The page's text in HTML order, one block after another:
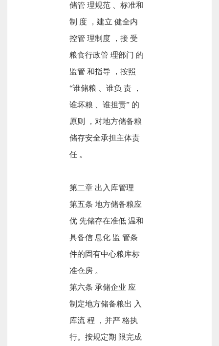
储管 理规范 、标准和
制 度 ，建立 健全内
控管 理制度 ，接 受
粮食行政管 理部门 的
监管 和指导 ，按照
“谁储粮 、谁负 责 ，
谁坏粮 、谁担责” 的
原则 ，对地方储备粮
储存安全承担主体责
任 。
第二章 出入库管理
第五条 地方储备粮应
优 先储存在准低 温和
具备信 息化 监 管条
件的固有中心粮库标
准仓房 。
第六条 承储企业 应
制定地方储备粮出 入
库流 程 ，并严 格执
行。按规定期 限完成